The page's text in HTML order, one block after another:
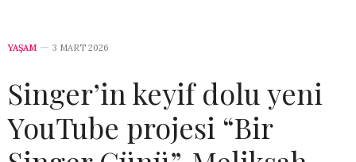
YAŞAM 3 MART 2026
Singer’in keyif dolu yeni
YouTube projesi “Bir